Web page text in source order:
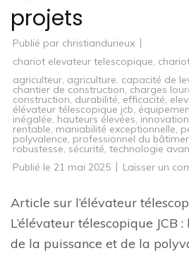
projets
Publié par christiandurieux
chariot elevateur telescopique,
agriculteur, agriculture, capacité de
chantier de construction, charges
construction, durabilité, efficacité,
élévateur télescopique jcb,
inégalée, hauteurs élevées, innovation
rentable, maniabilité exceptionnelle,
polyvalence, professionnel du
robustesse, sécurité, technologie
Publié le 21 mai 2025 Laisser un
Article sur l’élévateur
L’élévateur télescopique JCB
de la puissance et de la